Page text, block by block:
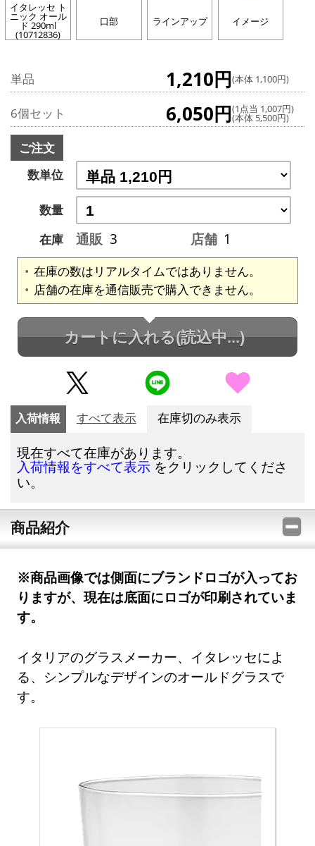
イタレッセ ト
ニック オール
ド 290ml
(10712836)
口部 ラインアップ イメージ
単品 1,210円(本体 1,100円)
6個セット 6,050円(1点当 1,007円)
(本体 5,500円)
ご注文
数単位
数量
在庫
通販 3 店舗 1
在庫の数はリアルタイムではありません。
店舗の在庫を通信販売で購入できません。
カートに入れる(読込中...)
入荷情報 すべて表示 在庫切のみ表示
現在すべて在庫があります。
入荷情報をすべて表示 をクリックしてくださ
い。
商品紹介
※商品画像では側面にブランドロゴが入ってお
りますが、現在は底面にロゴが印刷されていま
す。
イタリアのグラスメーカー、イタレッセによ
る、シンプルなデザインのオールドグラスで
す。